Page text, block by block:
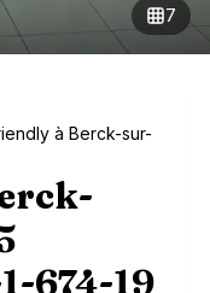
7
à Berck-sur-
674-19